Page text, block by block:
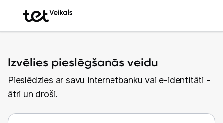
Izvēlies pieslēgšanās veidu
Pieslēdzies ar savu internetbanku vai e-identitāti -
ātri un droši.